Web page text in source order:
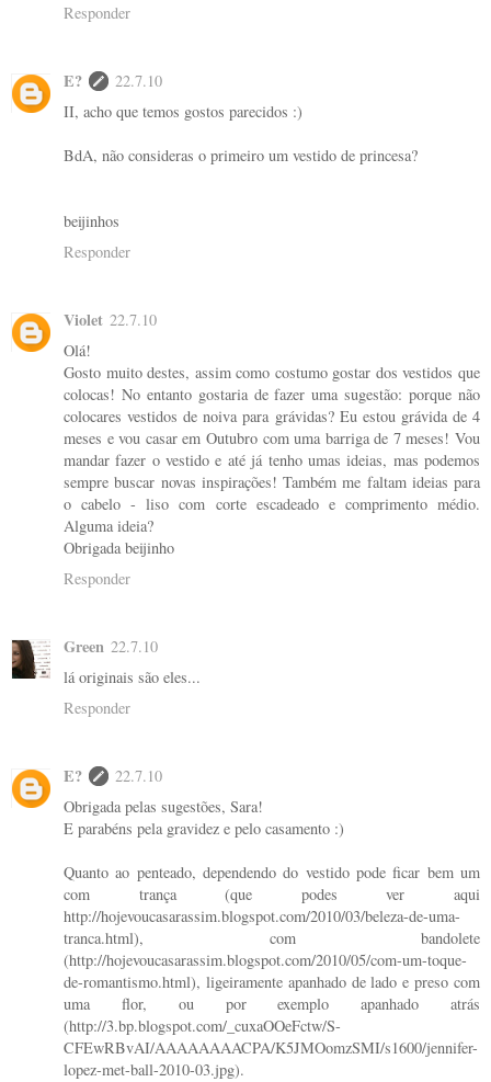
Responder
E?
22.7.10
II, acho que temos gostos parecidos :)
BdA, não consideras o primeiro um vestido de princesa?
beijinhos
Responder
Violet 22.7.10
Olá!
Gosto muito destes, assim como costumo gostar dos vestidos que
colocas! No entanto gostaria de fazer uma sugestão: porque não
colocares vestidos de noiva para grávidas? Eu estou grávida de 4
meses e vou casar em Outubro com uma barriga de 7 meses! Vou
mandar fazer o vestido e até já tenho umas ideias, mas podemos
sempre buscar novas inspirações! Também me faltam ideias para
o cabelo - liso com corte escadeado e comprimento médio.
Alguma ideia?
Obrigada beijinho
Responder
Green 22.7.10
lá originais são eles...
Responder
E?
22.7.10
Obrigada pelas sugestões, Sara!
E parabéns pela gravidez e pelo casamento :)
Quanto ao penteado, dependendo do vestido pode ficar bem um
com trança (que podes ver aqui
http://hojevoucasarassim.blogspot.com/2010/03/beleza-de-uma-
tranca.html), com bandolete
(http://hojevoucasarassim.blogspot.com/2010/05/com-um-toque-
de-romantismo.html), ligeiramente apanhado de lado e preso com
uma flor, ou por exemplo apanhado atrás
(http://3.bp.blogspot.com/_cuxaOOeFctw/S-
CFEwRBvAI/AAAAAAAACPA/K5JMOomzSMI/s1600/jennifer-
lopez-met-ball-2010-03.jpg).